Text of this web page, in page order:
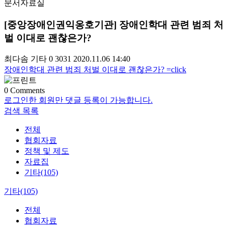
문서자료실
[중앙장애인권익옹호기관] 장애인학대 관련 범죄 처
벌 이대로 괜찮은가?
최다솜 기타 0 3031 2020.11.06 14:40
장애인학대 관련 범죄 처벌 이대로 괜찮은가? =click
0 Comments
로그인한 회원만 댓글 등록이 가능합니다.
검색 목록
전체
협회자료
정책 및 제도
자료집
기타(105)
기타(105)
전체
협회자료